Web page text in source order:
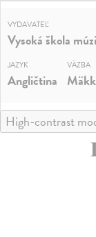
VYDAVATEĽ
Vysoká škola
JAZYK
Angličtina
VÄZBA
High-contrast